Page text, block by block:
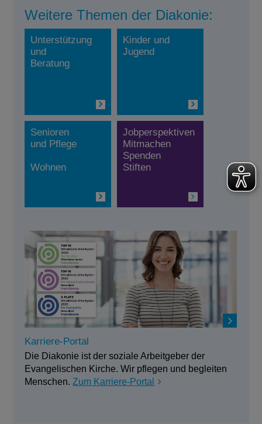
Weitere Themen der Diakonie:
Unterstützung
und
Beratung
Kinder und
Jugend
Senioren
und Pflege
Wohnen
Jobperspektiven
Mitmachen
Spenden
Stiften
Karriere-Portal
Die Diakonie ist der soziale Arbeitgeber der
Evangelischen Kirche. Wir pflegen und begleiten
Menschen.Zum Karriere-Portal